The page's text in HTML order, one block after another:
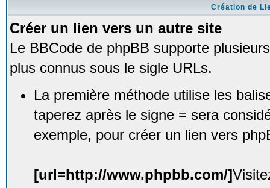
Création de
Créer un lien vers un autre site
Le BBCode de phpBB supporte
plus connus sous le sigle URLs.
La première méthode utilise les
taperez après le signe = sera
exemple, pour créer un lien vers
[url=http://www.phpbb.com/]